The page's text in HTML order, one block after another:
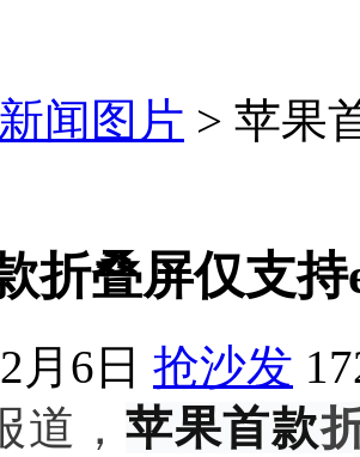
新闻图片 > 苹果
折叠屏仅支
月6日 抢沙发
道， 苹果首款